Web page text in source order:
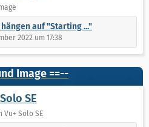
auf "Starting ..."
2022 um 17:38
Image ==--
SE
Solo SE